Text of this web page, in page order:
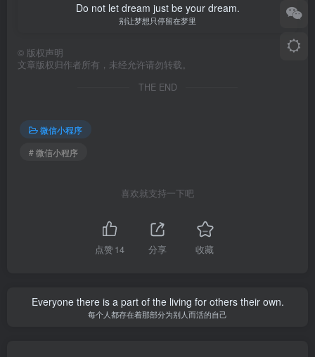
Do not let dream just be your dream.
别让梦想只停留在梦里
© 版权声明
文章版权归作者所有，未经允许请勿转载。
THE END
微信小程序
# 微信小程序
喜欢就支持一下吧
点赞14 分享 收藏
Everyone there is a part of the living for others their own.
每个人都存在着那部分为别人而活的自己